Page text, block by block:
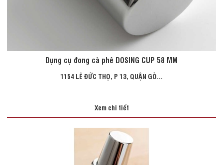
Dụng cụ đong cà phê DOSING CUP 58 MM
1154 LÊ ĐỨC THỌ, P 13, QUẬN GÒ...
Xem chi tiết